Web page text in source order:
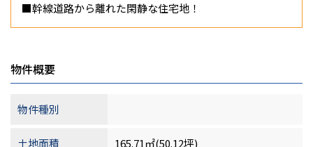
■幹線道路から離れた閑静な住宅地！
物件概要
物件種別
土地面積 165.71㎡(50.12坪)